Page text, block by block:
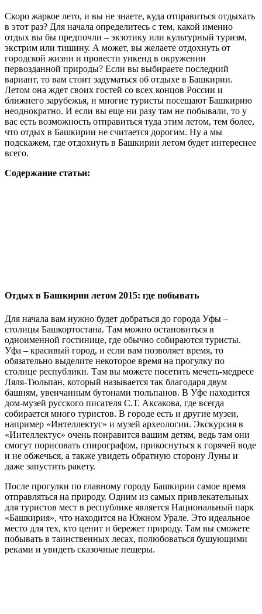
Скоро жаркое лето, и вы не знаете, куда отправиться отдыхать
в этот раз? Для начала определитесь с тем, какой именно
отдых вы бы предпочли – экзотику или культурный туризм,
экстрим или тишину. А может, вы желаете отдохнуть от
городской жизни и провести уикенд в окружении
первозданной природы? Если вы выбираете последний
вариант, то вам стоит задуматься об отдыхе в Башкирии.
Летом она ждет своих гостей со всех концов России и
ближнего зарубежья, и многие туристы посещают Башкирию
неоднократно. И если вы еще ни разу там не побывали, то у
вас есть возможность отправиться туда этим летом, тем более,
что отдых в Башкирии не считается дорогим. Ну а мы
подскажем, где отдохнуть в Башкирии летом будет интереснее
всего.
Содержание статьи:
Отдых в Башкирии летом 2015: где побывать
Для начала вам нужно будет добраться до города Уфы –
столицы Башкортостана. Там можно остановиться в
одноименной гостинице, где обычно собираются туристы.
Уфа – красивый город, и если вам позволяет время, то
обязательно выделите некоторое время на прогулку по
столице республики. Там вы можете посетить мечеть-медресе
Ляля-Тюльпан, который называется так благодаря двум
башням, увенчанным бутонами тюльпанов. В Уфе находится
дом-музей русского писателя С.Т. Аксакова, где всегда
собирается много туристов. В городе есть и другие музеи,
например «Интеллектус» и музей археологии. Экскурсия в
«Интеллектус» очень понравится вашим детям, ведь там они
смогут порисовать спирографом, прикоснуться к горячей воде
и не обжечься, а также увидеть обратную сторону Луны и
даже запустить ракету.
После прогулки по главному городу Башкирии самое время
отправляться на природу. Одним из самых привлекательных
для туристов мест в республике является Национальный парк
«Башкирия», что находится на Южном Урале. Это идеальное
место для тех, кто ценит и бережет природу. Там вы сможете
побывать в таинственных лесах, полюбоваться бушующими
реками и увидеть сказочные пещеры.